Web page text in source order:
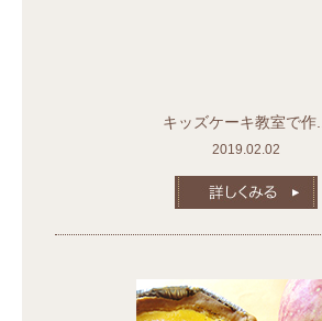
キッズケーキ教室で作...
2019.02.02